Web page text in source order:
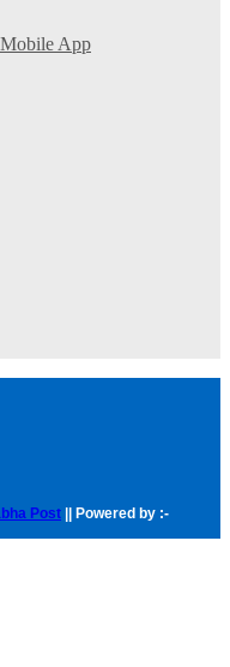
App
Post || Powered by :-